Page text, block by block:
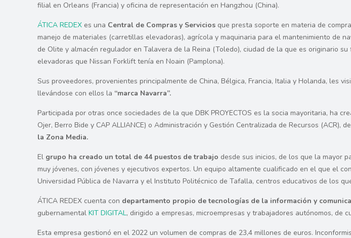
filial en Orleans (Francia) y oficina de representación en Hangzhou (China).
ÁTICA REDEX es una Central de Compras y Servicios que presta soporte en materia de
manejo de materiales (carretillas elevadoras), agrícola y maquinaria para el mantenimiento de
de Olite y almacén regulador en Talavera de la Reina (Toledo), ciudad de la que es originario
elevadoras que Nissan Forklift tenía en Noain (Pamplona).
Sus proveedores, provenientes principalmente de China, Bélgica, Francia, Italia y Holanda, les
llevándose con ellos la “marca Navarra”.
Participada por otras once sociedades de la que DBK PROYECTOS es la socia mayoritaria, ha
Ojer, Berro Bide y CAP ALLIANCE) o Administración y Gestión Centralizada de Recursos (ACR),
la Zona Media.
El grupo ha creado un total de 44 puestos de trabajo desde sus inicios, de los que la mayor
muy jóvenes, con jóvenes y ejecutivos expertos. Un equipo altamente cualificado en el que el
Universidad Pública de Navarra y el Instituto Politécnico de Tafalla, centros educativos de los
ÁTICA REDEX cuenta con departamento propio de tecnologías de la información y
gubernamentalKIT DIGITAL, dirigido a empresas, microempresas y trabajadores autónomos, de
Esta empresa gestionó en el 2022 un volumen de compras de 23,4 millones de euros.